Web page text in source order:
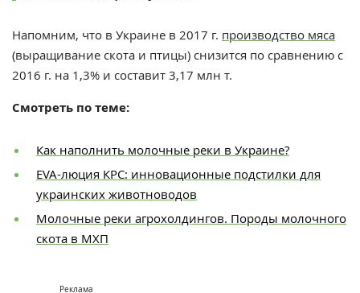
Напомним, что в Украине в 2017 г. производство мяса
(выращивание скота и птицы) снизится по сравнению с
2016 г. на 1,3% и составит 3,17 млн т.
Смотреть по теме:
Как наполнить молочные реки в Украине?
EVA-люция КРС: инновационные подстилки для
украинских животноводов
Молочные реки агрохолдингов. Породы молочного
скота в МХП
Реклама